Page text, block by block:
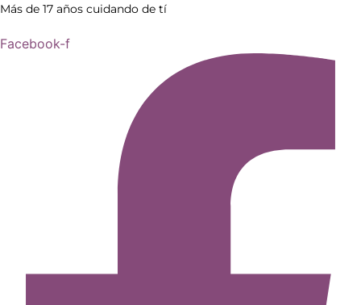
Más de 17 años cuidando de tí
Facebook-f